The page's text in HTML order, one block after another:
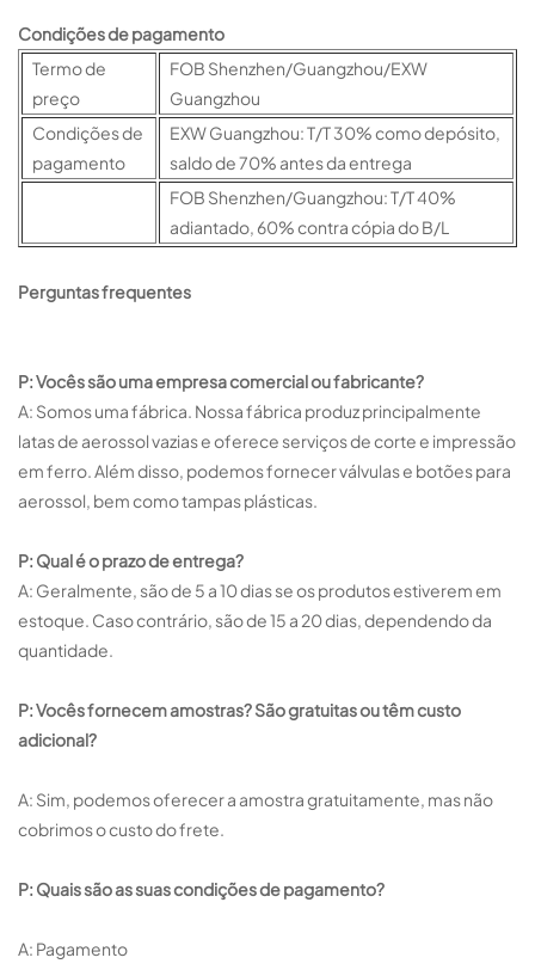
Condições de pagamento
Termo de
preço
FOB Shenzhen/Guangzhou/EXW
Guangzhou
Condições de
pagamento
EXW Guangzhou: T/T 30% como depósito,
saldo de 70% antes da entrega
FOB Shenzhen/Guangzhou: T/T 40%
adiantado, 60% contra cópia do B/L
Perguntas frequentes
P: Vocês são uma empresa comercial ou fabricante?
A: Somos uma fábrica. Nossa fábrica produz principalmente
latas de aerossol vazias e oferece serviços de corte e impressão
em ferro. Além disso, podemos fornecer válvulas e botões para
aerossol, bem como tampas plásticas.
P: Qual é o prazo de entrega?
A: Geralmente, são de 5 a 10 dias se os produtos estiverem em
estoque. Caso contrário, são de 15 a 20 dias, dependendo da
quantidade.
P: Vocês fornecem amostras? São gratuitas ou têm custo
adicional?
A: Sim, podemos oferecer a amostra gratuitamente, mas não
cobrimos o custo do frete.
P: Quais são as suas condições de pagamento?
A: Pagamento